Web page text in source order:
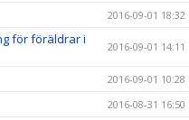
2016-09-01 18:32
för föräldrar i
2016-09-01 14:11
2016-09-01 10:28
2016-08-31 16:50